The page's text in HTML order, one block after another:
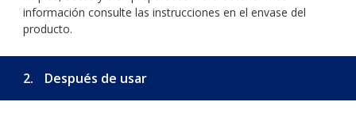
información consulte las instrucciones en el envase del
producto.
2. Después de usar